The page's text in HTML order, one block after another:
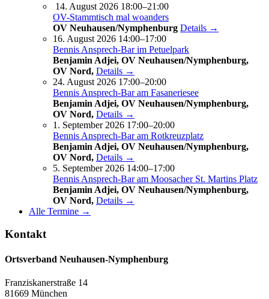
14. August 2026 18:00–21:00
OV-Stammtisch mal woanders
OV Neuhausen/Nymphenburg Details →
16. August 2026 14:00–17:00
Bennis Ansprech-Bar im Petuelpark
Benjamin Adjei, OV Neuhausen/Nymphenburg,
OV Nord, Details →
24. August 2026 17:00–20:00
Bennis Ansprech-Bar am Fasaneriesee
Benjamin Adjei, OV Neuhausen/Nymphenburg,
OV Nord, Details →
1. September 2026 17:00–20:00
Bennis Ansprech-Bar am Rotkreuzplatz
Benjamin Adjei, OV Neuhausen/Nymphenburg,
OV Nord, Details →
5. September 2026 14:00–17:00
Bennis Ansprech-Bar am Moosacher St. Martins Platz
Benjamin Adjei, OV Neuhausen/Nymphenburg,
OV Nord, Details →
Alle Termine →
Kontakt
Ortsverband Neuhausen-Nymphenburg
Franziskanerstraße 14
81669 München